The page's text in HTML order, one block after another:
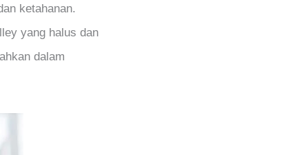
ketahanan.
yang halus dan
dalam